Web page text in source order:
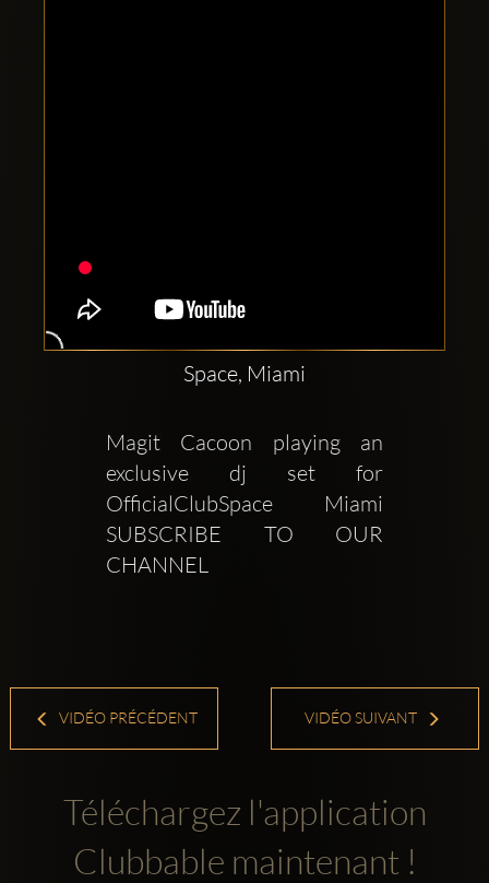
Space, Miami
Magit Cacoon playing an
exclusive dj set for
OfficialClubSpace Miami
SUBSCRIBE TO OUR
CHANNEL
VIDÉO PRÉCÉDENT VIDÉO SUIVANT
Téléchargez l'application
Clubbable maintenant !